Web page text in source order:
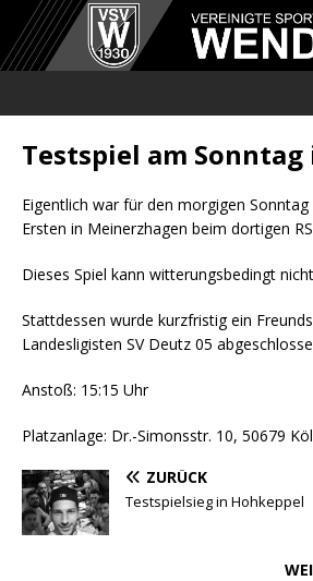
Testspiel am Sonntag
Eigentlich war für den morgigen
Ersten in Meinerzhagen beim dortigen
Dieses Spiel kann witterungsbedingt
Stattdessen wurde kurzfristig ein
Landesligisten SV Deutz 05
Anstoß: 15:15 Uhr
Platzanlage: Dr.-Simonsstr. 10, 50679
ZURÜCK
Testspielsieg in Hohkeppel